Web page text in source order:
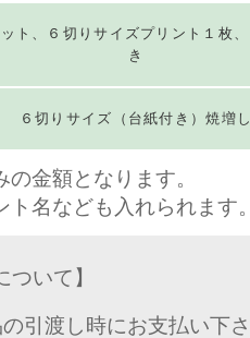
ト、６切りサイズプリント１枚
き
６切りサイズ（台紙付き）焼増
金額となります。
名なども入れられます
ついて】
引渡し時にお支払い下